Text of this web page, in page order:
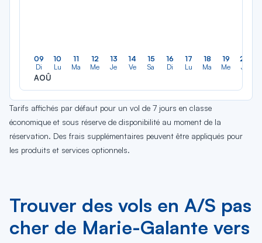
09
Di
AOÛ
10
Lu
11
Ma
12
Me
13
Je
14
Ve
15
Sa
16
Di
17
Lu
18
Ma
19
Me
20
Je
Tarifs affichés par défaut pour un vol de 7 jours en classe
économique et sous réserve de disponibilité au moment de la
réservation. Des frais supplémentaires peuvent être appliqués pour
les produits et services optionnels.
Trouver des vols en A/S pas
cher de Marie-Galante vers